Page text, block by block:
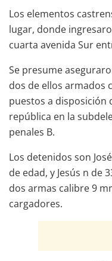
Los elementos
lugar, donde
cuarta avenida Sur
Se presume
dos de ellos armados
puestos a disposición
república en la
penales B.
Los detenidos son
de edad, y Jesús n de
dos armas calibre 9
cargadores.